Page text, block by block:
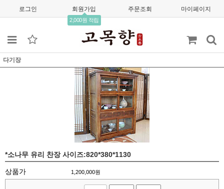
로그인 회원가입
2,000원 적립
주문조회 마이페이지
다기장
*소나무 유리 찬장 사이즈:820*380*1130
상품가 1,200,000원